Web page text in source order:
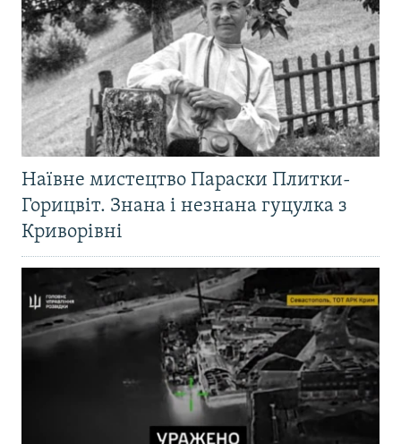
Наївне мистецтво Параски Плитки-
Горицвіт. Знана і незнана гуцулка з
Криворівні